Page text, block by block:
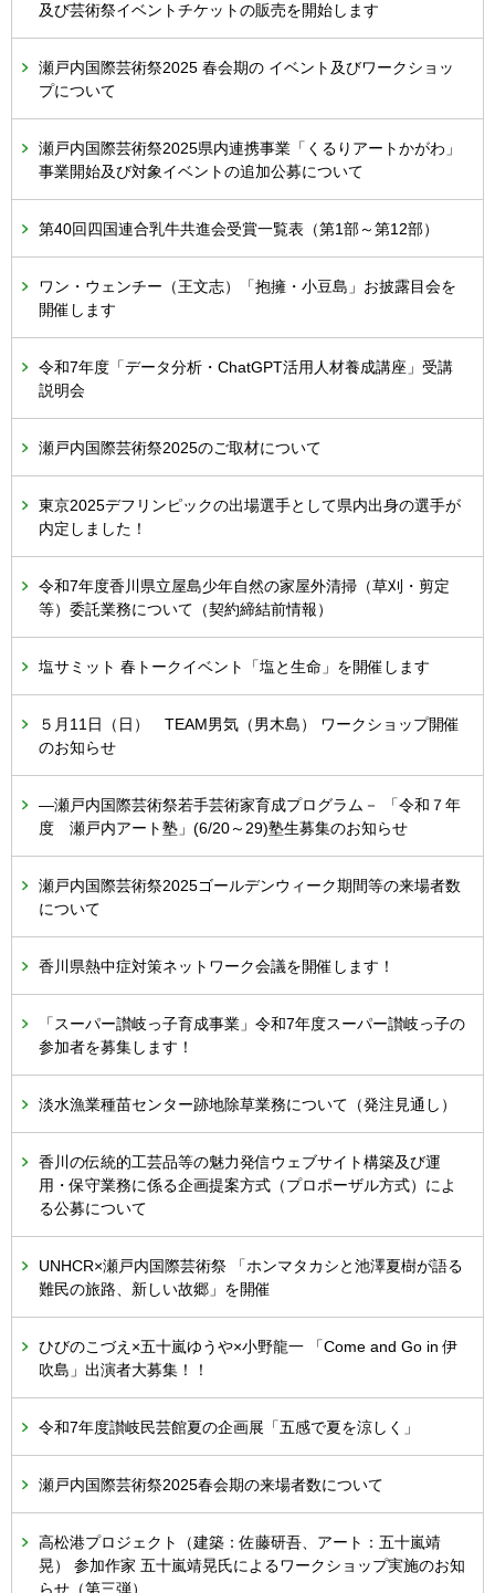
及び芸術祭イベントチケットの販売を開始します
瀬戸内国際芸術祭2025 春会期の イベント及びワークショッ
プについて
瀬戸内国際芸術祭2025県内連携事業「くるりアートかがわ」
事業開始及び対象イベントの追加公募について
第40回四国連合乳牛共進会受賞一覧表（第1部～第12部）
ワン・ウェンチー（王文志）「抱擁・小豆島」お披露目会を
開催します
令和7年度「データ分析・ChatGPT活用人材養成講座」受講
説明会
瀬戸内国際芸術祭2025のご取材について
東京2025デフリンピックの出場選手として県内出身の選手が
内定しました！
令和7年度香川県立屋島少年自然の家屋外清掃（草刈・剪定
等）委託業務について（契約締結前情報）
塩サミット 春トークイベント「塩と生命」を開催します
５月11日（日） TEAM男気（男木島） ワークショップ開催
のお知らせ
―瀬戸内国際芸術祭若手芸術家育成プログラム－ 「令和７年
度 瀬戸内アート塾」(6/20～29)塾生募集のお知らせ
瀬戸内国際芸術祭2025ゴールデンウィーク期間等の来場者数
について
香川県熱中症対策ネットワーク会議を開催します！
「スーパー讃岐っ子育成事業」令和7年度スーパー讃岐っ子の
参加者を募集します！
淡水漁業種苗センター跡地除草業務について（発注見通し）
香川の伝統的工芸品等の魅力発信ウェブサイト構築及び運
用・保守業務に係る企画提案方式（プロポーザル方式）によ
る公募について
UNHCR×瀬戸内国際芸術祭 「ホンマタカシと池澤夏樹が語る
難民の旅路、新しい故郷」を開催
ひびのこづえ×五十嵐ゆうや×小野龍一 「Come and Go in 伊
吹島」出演者大募集！！
令和7年度讃岐民芸館夏の企画展「五感で夏を涼しく」
瀬戸内国際芸術祭2025春会期の来場者数について
高松港プロジェクト（建築：佐藤研吾、アート：五十嵐靖
晃） 参加作家 五十嵐靖晃氏によるワークショップ実施のお知
らせ（第三弾）